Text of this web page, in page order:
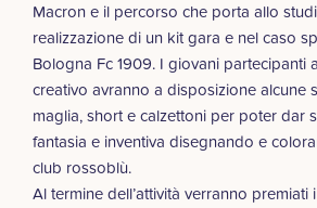
Macron e il percorso che porta allo
realizzazione di un kit gara e nel caso
Bologna Fc 1909. I giovani partecipanti
creativo avranno a disposizione alcune
maglia, short e calzettoni per poter dar
fantasia e inventiva disegnando e
club rossoblù.
Al termine dell’attività verranno